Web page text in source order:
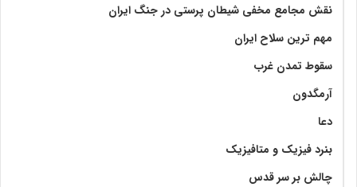
نقش مجامع مخفی شیطان پرستی در جنگ ایران
مهم ترین سلاح ایران
سقوط تمدن غرب
آرمگدون
دعا
بنرد فیزیک و متافیزیک
چالش بر سر قدس